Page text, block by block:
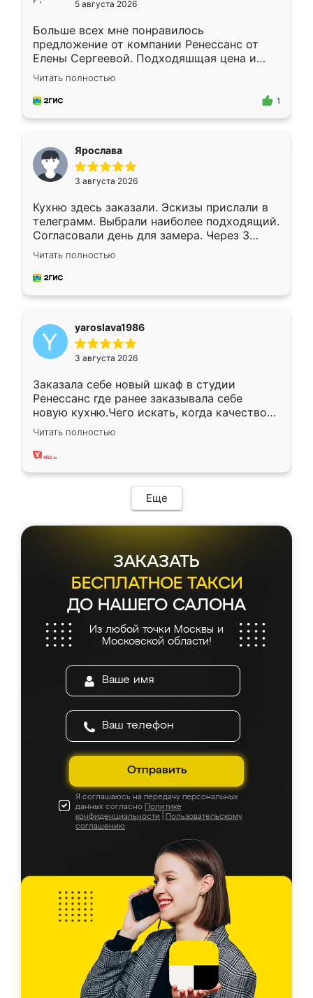
5 августа 2026
Больше всех мне понравилось
предложение от компании Ренессанс от
Елены Сергеевой. Подходяшщая цена и
короткие сроки изготовления. Приехавший
для замера сотрудник Владислав
предложил по моему эскизу самый
Читать полностью
1
Ярослава
3 августа 2026
Кухню здесь заказали. Эскизы прислали в
телеграмм. Выбрали наиболее подходящий.
Согласовали день для замера. Через 3
недели кухня была уже готова. Остались
довольны работой. Спасибо Ренессанс
мебель за качественную работу!
Читать полностью
yaroslava1986
3 августа 2026
Заказала себе новый шкаф в студии
Ренессанс где ранее заказывала себе
новую кухню.Чего искать, когда качеством
вполне довольна. Служит кухня уже почти
два года, нареканий нет.
Читать полностью
Еще
ЗАКАЗАТЬ
БЕСПЛАТНОЕ ТАКСИ
ДО НАШЕГО САЛОНА
Из любой точки Москвы и
Московской области!
Отправить
Я соглашаюсь на передачу персональных
данных согласно Политике
конфиденциальности
Пользовательскому
соглашению